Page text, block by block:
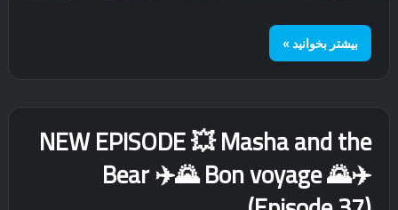
بیشتر بخوانید »
NEW EPISODE 💥 Masha and the
Bear ✈️🌄 Bon voyage 🌄✈️